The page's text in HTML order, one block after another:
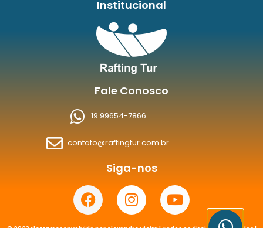
Institucional
Fale Conosco
19 99654-7866
contato@raftingtur.com.br
Siga-nos